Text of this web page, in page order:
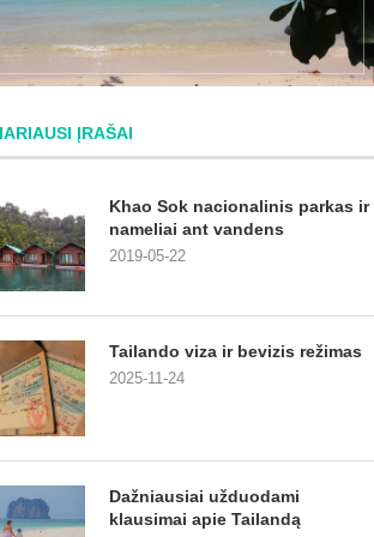
ĮRAŠAI
Khao Sok nacionalinis parkas ir
nameliai ant vandens
2019-05-22
Tailando viza ir bevizis režimas
2025-11-24
Dažniausiai užduodami
klausimai apie Tailandą